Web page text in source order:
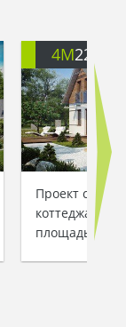
4M220
Проект
коттеджа с
площадью